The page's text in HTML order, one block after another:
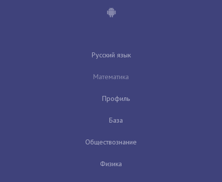
Русский язык
Математика
Профиль
База
Обществознание
Физика